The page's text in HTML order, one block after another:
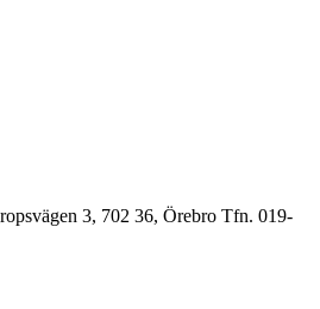
3, 702 36, Örebro Tfn. 019-